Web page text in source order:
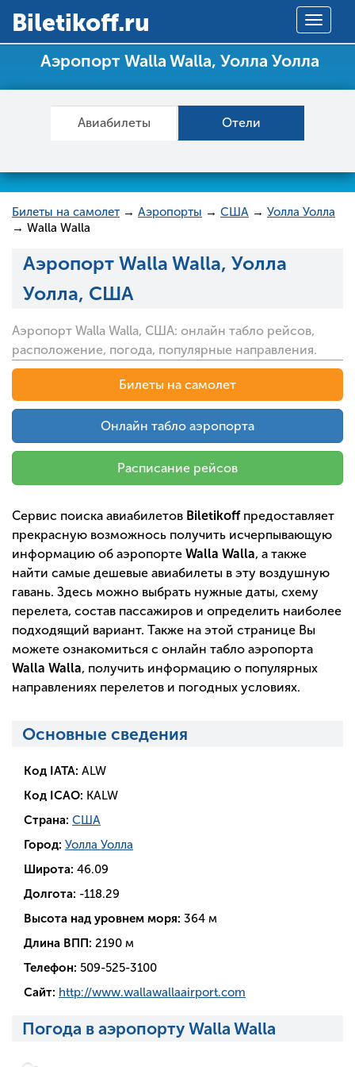
Toggle
Вiletikoff.ru
Аэропорт Walla Walla, Уолла Уолла
Авиабилеты Отели
Билеты на самолет → Аэропорты → США → Уолла Уолла
→ Walla Walla
Аэропорт Walla Walla, Уолла
Уолла, США
Аэропорт Walla Walla, США: онлайн табло рейсов,
расположение, погода, популярные направления.
Билеты на самолет
Онлайн табло аэропорта
Расписание рейсов
Сервис поиска авиабилетов Biletikoffпредоставляет
прекрасную возможнось получить исчерпывающую
информацию об аэропорте Walla Walla, а также
найти самые дешевые авиабилеты в эту воздушную
гавань. Здесь можно выбрать нужные даты, схему
перелета, состав пассажиров и определить наиболее
подходящий вариант. Также на этой странице Вы
можете ознакомиться с онлайн табло аэропорта
Walla Walla, получить информацию о популярных
направлениях перелетов и погодных условиях.
Основные сведения
Код IATA: ALW
Код ICAO: KALW
Страна: США
Город: Уолла Уолла
Широта: 46.09
Долгота: -118.29
Высота над уровнем моря: 364 м
Длина ВПП: 2190 м
Телефон: 509-525-3100
Сайт: http://www.wallawallaairport.com
Погода в аэропорту Walla Walla